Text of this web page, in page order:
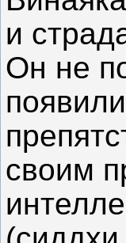
и
Он не
своим